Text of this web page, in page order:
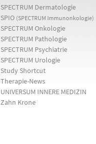
SPECTRUM Dermatologie
SPIO (SPECTRUM Immunonkologie)
SPECTRUM Onkologie
SPECTRUM Pathologie
SPECTRUM Psychiatrie
SPECTRUM Urologie
Study Shortcut
Therapie-News
UNIVERSUM INNERE MEDIZIN
Zahn Krone